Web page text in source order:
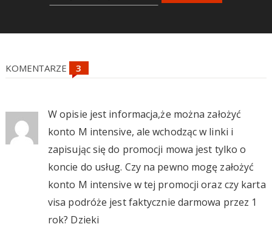
KOMENTARZE
W opisie jest informacja,że można założyć
konto M intensive, ale wchodząc w linki i
zapisując się do promocji mowa jest tylko o
koncie do usług. Czy na pewno mogę założyć
konto M intensive w tej promocji oraz czy karta
visa podróże jest faktycznie darmowa przez 1
rok? Dzieki